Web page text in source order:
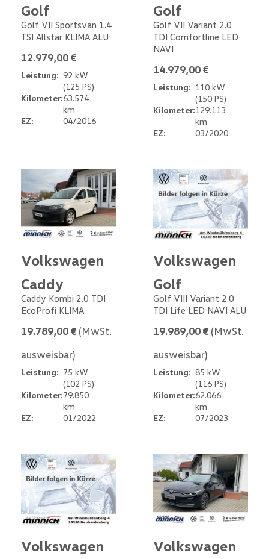
Golf
Golf VII Sportsvan 1.4
TSI Allstar KLIMA ALU
12.979,00 €
Leistung: 92 kW
(125 PS)
Kilometer:63.574
km
EZ:
04/2016
Golf
Golf VII Variant 2.0
TDI Comfortline LED
NAVI
14.979,00 €
Leistung: 110 kW
(150 PS)
Kilometer:129.113
km
EZ:
03/2020
Volkswagen
Caddy
Caddy Kombi 2.0 TDI
EcoProfi KLIMA
19.789,00 € (MwSt.
ausweisbar)
Leistung: 75 kW
(102 PS)
Kilometer:79.850
km
EZ:
01/2022
Volkswagen
Golf
Golf VIII Variant 2.0
TDI Life LED NAVI ALU
19.989,00 € (MwSt.
ausweisbar)
Leistung: 85 kW
(116 PS)
Kilometer:62.066
km
EZ:
07/2023
Volkswagen
Volkswagen